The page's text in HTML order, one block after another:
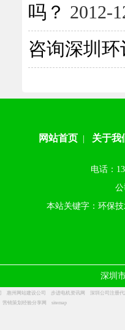
吗？ 2012-
咨询深圳
网站首页 关于我
电话：
本站关键字：环保
深圳
惠州网站建设公司 步进电机资讯网
深圳公司注册
营销策划经验分享网 sitemap